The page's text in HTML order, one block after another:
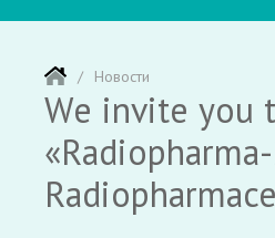
Новости
We invite you